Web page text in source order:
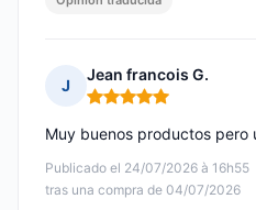
J
Jean francois G.
Nota: 5 de 5
Publicado el 24/07/2026 à 16h55
tras una compra de 04/07/2026
Muy buenos productos pero